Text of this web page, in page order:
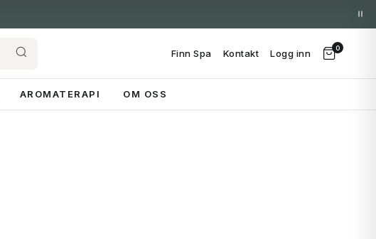
Finn Spa Kontakt Logg inn 0
AROMATERAPI OM OSS